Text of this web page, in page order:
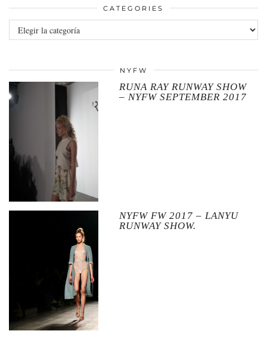
CATEGORIES
Categories
NYFW
RUNA RAY RUNWAY SHOW
– NYFW SEPTEMBER 2017
NYFW FW 2017 – LANYU
RUNWAY SHOW.